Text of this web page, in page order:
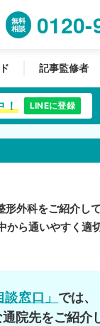
無料
相談
0120-
記事監修者
！ LINEに登録
外科をご紹介して
から通いやすく適
窓口」 では、
院先をご紹介